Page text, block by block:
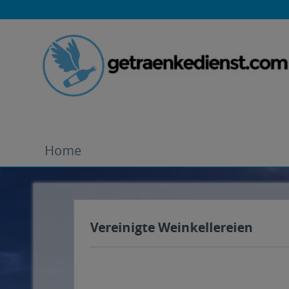
Home
Vereinigte Weinkellereien